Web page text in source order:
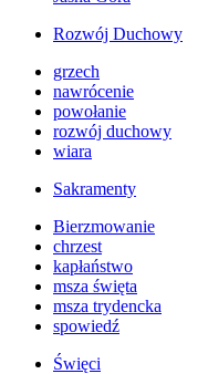
Rozwój Duchowy
grzech
nawrócenie
powołanie
rozwój duchowy
wiara
Sakramenty
Bierzmowanie
chrzest
kapłaństwo
msza święta
msza trydencka
spowiedź
Święci